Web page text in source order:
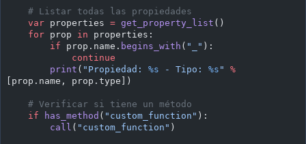
    # Listar todas las propiedades
    var
properties = get_property_list ()
    for
prop in properties:
        if
prop.name. begins_with ( "_" ):
            continue
        print
( "Propiedad: %s - Tipo: %s "
%
[prop.name, prop.type])
    # Verificar si tiene un método
    if
has_method ( "custom_function" ):
        call
( "custom_function" )